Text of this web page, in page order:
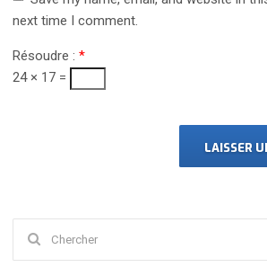
next time I comment.
Résoudre :*
24 × 17 =